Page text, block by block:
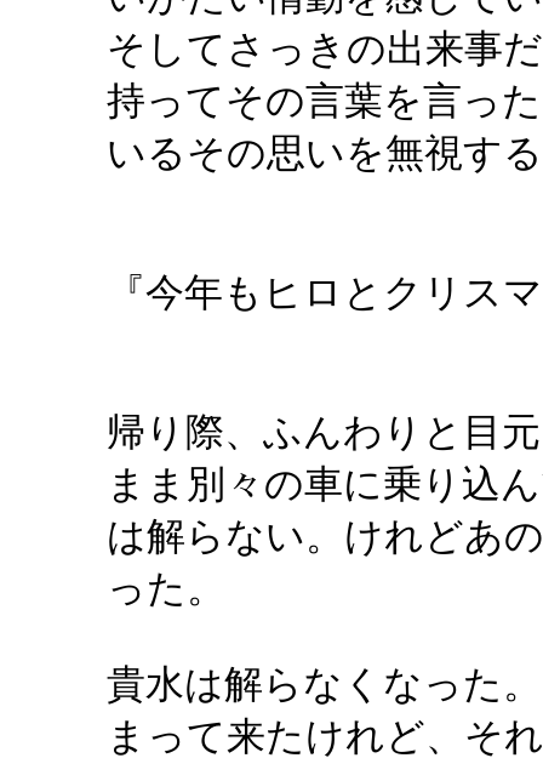
そしてさっきの出来事
持ってその言葉を言っ
いるその思いを無視す
『今年もヒロとクリス
帰り際、ふんわりと目
まま別々の車に乗り込
は解らない。けれどあ
った。
貴水は解らなくなった
まって来たけれど、そ